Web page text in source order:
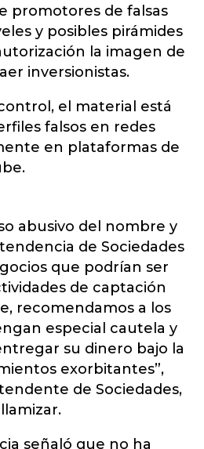
promotores de falsas
y posibles pirámides
la imagen de
inversionistas.
el material está
falsos en redes
en plataformas de
abusivo del nombre y
de Sociedades
que podrían ser
de captación
recomendamos a los
especial cautela y
su dinero bajo la
exorbitantes”,
de Sociedades,
señaló que no ha